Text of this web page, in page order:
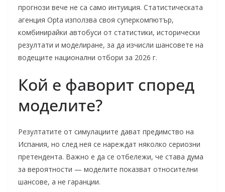
прогнози вече не са само интуиция. Статистическата
агенция Opta използва своя суперкомпютър,
комбинирайки автобуси от статистики, исторически
резултати и моделиране, за да изчисли шансовете на
водещите национални отбори за 2026 г.
Кой е фаворит според
моделите?
Резултатите от симулациите дават предимство на
Испания, но след нея се нареждат няколко сериозни
претендента. Важно е да се отбележи, че става дума
за вероятности — моделите показват относителни
шансове, а не гаранции.